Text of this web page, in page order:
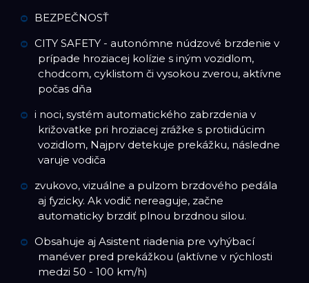
BEZPEČNOSŤ
CITY SAFETY - autonómne núdzové brzdenie v
prípade hroziacej kolízie s iným vozidlom,
chodcom, cyklistom či vysokou zverou, aktívne
počas dňa
i noci, systém automatického zabrzdenia v
križovatke pri hroziacej zrážke s protiidúcim
vozidlom, Najprv detekuje prekážku, následne
varuje vodiča
zvukovo, vizuálne a pulzom brzdového pedála
aj fyzicky. Ak vodič nereaguje, začne
automaticky brzdiť plnou brzdnou silou.
Obsahuje aj Asistent riadenia pre vyhýbací
manéver pred prekážkou (aktívne v rýchlosti
medzi 50 - 100 km/h)